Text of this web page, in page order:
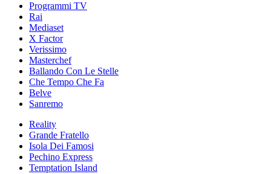
Programmi TV
Rai
Mediaset
X Factor
Verissimo
Masterchef
Ballando Con Le Stelle
Che Tempo Che Fa
Belve
Sanremo
Reality
Grande Fratello
Isola Dei Famosi
Pechino Express
Temptation Island